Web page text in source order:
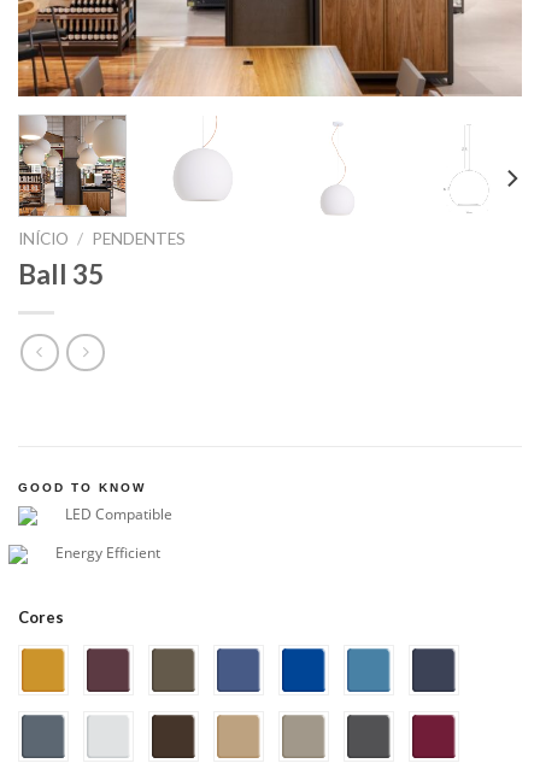
INÍCIO / PENDENTES
Ball 35
GOOD TO KNOW
LED Compatible
Energy Efficient
Cores